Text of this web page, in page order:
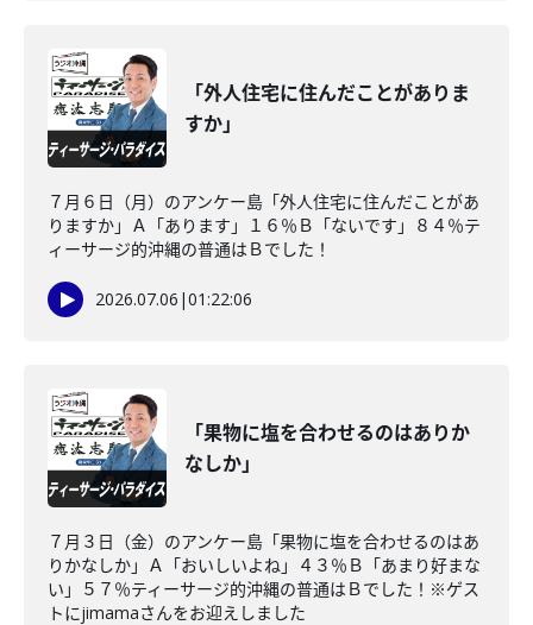
「外人住宅に住んだことがありま
すか」
７月６日（月）のアンケー島「外人住宅に住んだことがあ
りますか」Ａ「あります」１６％Ｂ「ないです」８４％テ
ィーサージ的沖縄の普通はＢでした！
2026.07.06 |01:22:06
「果物に塩を合わせるのはありか
なしか」
７月３日（金）のアンケー島「果物に塩を合わせるのはあ
りかなしか」Ａ「おいしいよね」４３％Ｂ「あまり好まな
い」５７％ティーサージ的沖縄の普通はＢでした！※ゲス
トにjimamaさんをお迎えしました